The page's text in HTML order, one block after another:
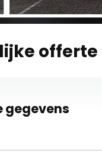
offerte
gegevens